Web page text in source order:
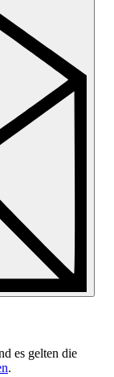
es gelten die
.